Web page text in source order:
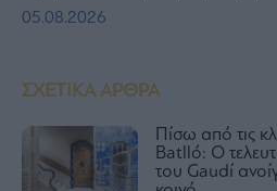
ΣΧΕΤΙΚΑ ΑΡΘΡΑ
Πίσω από τις
Batlló: Ο
του Gaudí
05.08.2026